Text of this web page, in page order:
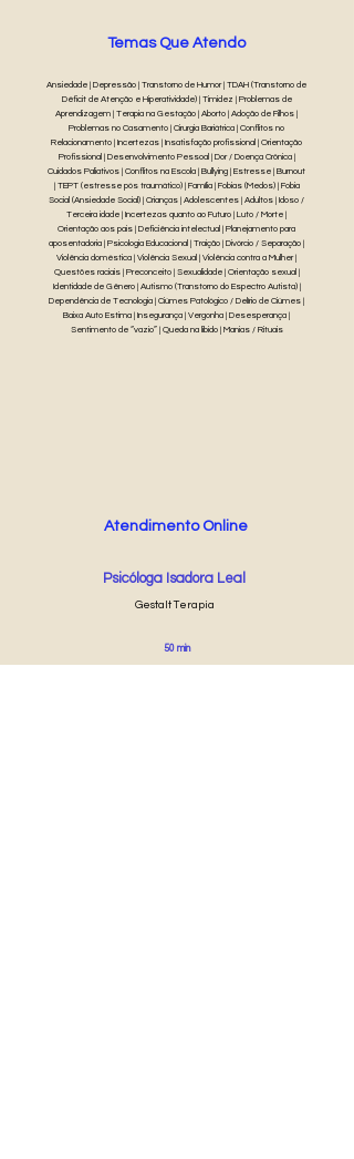
Temas Que Atendo
Ansiedade | Depressão | Transtorno de Humor | TDAH (Transtorno de
Déficit de Atenção e Hiperatividade) | Timidez | Problemas de
Aprendizagem | Terapia na Gestação | Aborto | Adoção de Filhos |
Problemas no Casamento | Cirurgia Bariátrica | Conflitos no
Relacionamento | Incertezas | Insatisfação profissional | Orientação
Profissional | Desenvolvimento Pessoal | Dor / Doença Crônica |
Cuidados Paliativos | Conflitos na Escola | Bullying | Estresse | Burnout
| TEPT (estresse pós traumático) | Família | Fobias (Medos) | Fobia
Social (Ansiedade Social) | Crianças | Adolescentes | Adultos | Idoso /
Terceira idade | Incertezas quanto ao Futuro | Luto / Morte |
Orientação aos pais | Deficiência intelectual | Planejamento para
aposentadoria | Psicologia Educacional | Traição | Divórcio / Separação |
Violência doméstica | Violência Sexual | Violência contra a Mulher |
Questões raciais | Preconceito | Sexualidade | Orientação sexual |
Identidade de Gênero | Autismo (Transtorno do Espectro Autista) |
Dependência de Tecnologia | Ciúmes Patológico / Delírio de Ciúmes |
Baixa Auto Estima | Insegurança | Vergonha | Desesperança |
Sentimento de “vazio” | Queda na libido | Manias / Rituais
Atendimento Online
Psicóloga Isadora Leal
Gestalt Terapia
50 min